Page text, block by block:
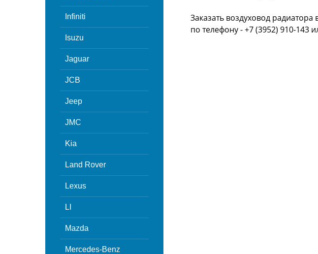
Infiniti
Isuzu
Jaguar
JCB
Jeep
JMC
Kia
Land Rover
Lexus
LI
Mazda
Mercedes-Benz
Заказать воздуховод
по телефону - +7 (3952) 910-143